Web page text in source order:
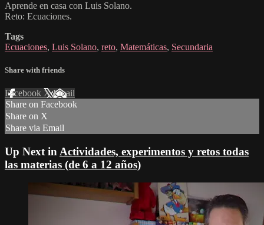
Aprende en casa con Luis Solano.
Reto: Ecuaciones.
Tags
Ecuaciones, Luis Solano, reto, Matemáticas, Secundaria
Share with friends
Facebook XEmail
Share on Facebook
Share on X
Share via Email
Up Next in Actividades, experimentos y retos todas
las materias (de 6 a 12 años)